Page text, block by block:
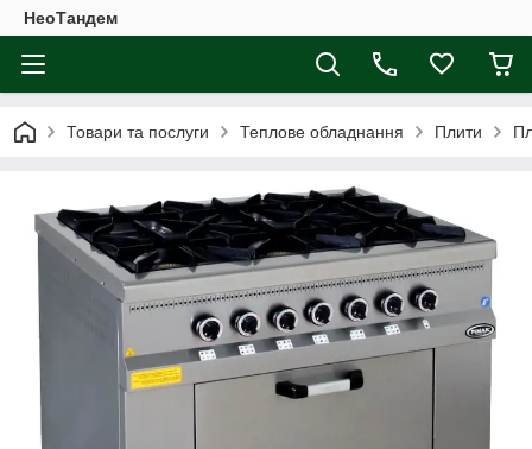
НеоТандем
Товари та послуги Теплове обладнання Плити